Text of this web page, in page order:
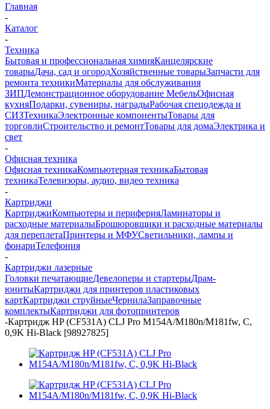
Главная
-
Каталог
-
Техника
Бытовая и профессиональная химияКанцелярские
товарыДача, сад и огородХозяйственные товарыЗапчасти для
ремонта техникиМатериалы для обслуживания
ЗИПДемонстрационное оборудование МебельОфисная
кухняПодарки, сувениры, наградыРабочая спецодежда и
СИЗТехникаЭлектронные компонентыТовары для
торговлиСтроительство и ремонтТовары для домаЭлектрика и
свет
-
Офисная техника
Офисная техникаКомпьютерная техникаБытовая
техникаТелевизоры, аудио, видео техника
-
Картриджи
КартриджиКомпьютеры и периферияЛаминаторы и
расходные материалыБрошюровщики и расходные материалы
для переплетаПринтеры и МФУСветильники, лампы и
фонариТелефония
-
Картриджи лазерные
Головки печатающиеДевелоперы и стартерыДрам-
юнитыКартриджи для принтеров пластиковых
картКартриджи струйныеЧернилаЗаправочные
комплектыКартриджи для фотопринтеров
-Картридж HP (CF531A) CLJ Pro M154A/M180n/M181fw, C,
0,9K Hi-Black [98927825]